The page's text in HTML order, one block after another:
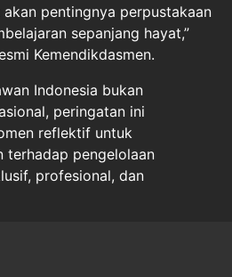
pentingnya perpustakaan
sepanjang hayat,”
Kemendikdasmen.
Indonesia bukan
peringatan ini
reflektif untuk
terhadap pengelolaan
profesional, dan